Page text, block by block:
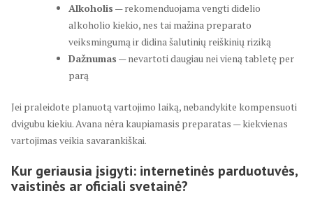
Alkoholis — rekomenduojama vengti didelio
alkoholio kiekio, nes tai mažina preparato
veiksmingumą ir didina šalutinių reiškinių riziką
Dažnumas — nevartoti daugiau nei vieną tabletę per
parą
Jei praleidote planuotą vartojimo laiką, nebandykite kompensuoti
dvigubu kiekiu. Avana nėra kaupiamasis preparatas — kiekvienas
vartojimas veikia savarankiškai.
Kur geriausia įsigyti: internetinės parduotuvės,
vaistinės ar oficiali svetainė?